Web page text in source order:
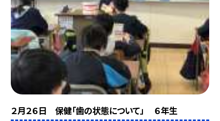
２月２６日 保健「歯の状態について」 ６年生